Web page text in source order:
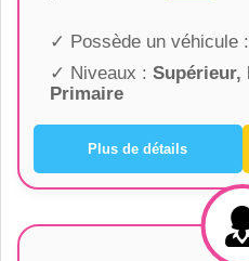
✓ Possède un véhicule :
✓ Niveaux : Supérieur,
Primaire
Plus de détails